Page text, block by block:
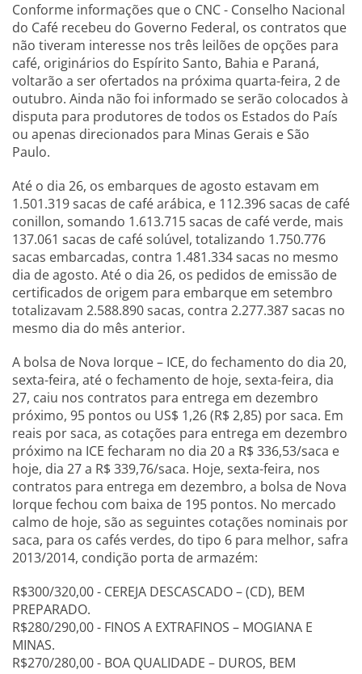
Conforme informações que o CNC - Conselho Nacional
do Café recebeu do Governo Federal, os contratos que
não tiveram interesse nos três leilões de opções para
café, originários do Espírito Santo, Bahia e Paraná,
voltarão a ser ofertados na próxima quarta-feira, 2 de
outubro. Ainda não foi informado se serão colocados à
disputa para produtores de todos os Estados do País
ou apenas direcionados para Minas Gerais e São
Paulo.
Até o dia 26, os embarques de agosto estavam em
1.501.319 sacas de café arábica, e 112.396 sacas de café
conillon, somando 1.613.715 sacas de café verde, mais
137.061 sacas de café solúvel, totalizando 1.750.776
sacas embarcadas, contra 1.481.334 sacas no mesmo
dia de agosto. Até o dia 26, os pedidos de emissão de
certificados de origem para embarque em setembro
totalizavam 2.588.890 sacas, contra 2.277.387 sacas no
mesmo dia do mês anterior.
A bolsa de Nova Iorque – ICE, do fechamento do dia 20,
sexta-feira, até o fechamento de hoje, sexta-feira, dia
27, caiu nos contratos para entrega em dezembro
próximo, 95 pontos ou US$ 1,26 (R$ 2,85) por saca. Em
reais por saca, as cotações para entrega em dezembro
próximo na ICE fecharam no dia 20 a R$ 336,53/saca e
hoje, dia 27 a R$ 339,76/saca. Hoje, sexta-feira, nos
contratos para entrega em dezembro, a bolsa de Nova
Iorque fechou com baixa de 195 pontos. No mercado
calmo de hoje, são as seguintes cotações nominais por
saca, para os cafés verdes, do tipo 6 para melhor, safra
2013/2014, condição porta de armazém:
R$300/320,00 - CEREJA DESCASCADO – (CD), BEM
PREPARADO.
R$280/290,00 - FINOS A EXTRAFINOS – MOGIANA E
MINAS.
R$270/280,00 - BOA QUALIDADE – DUROS, BEM